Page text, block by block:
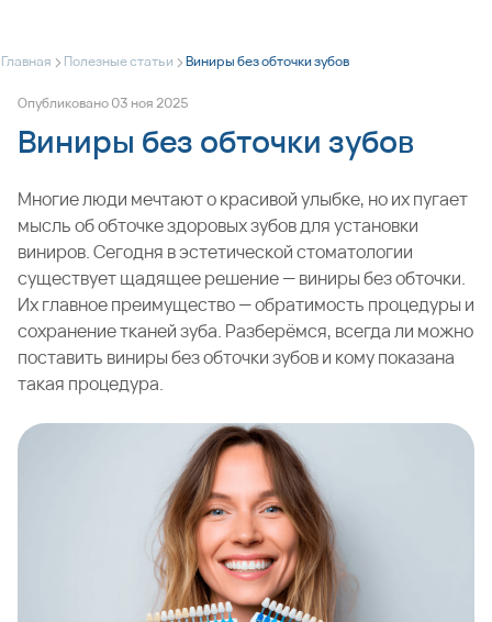
Главная > Полезные статьи >Виниры без обточки зубов
Опубликовано03 ноя2025
Виниры без обточки зубов
Многие люди мечтают о красивой улыбке, но их пугает
мысль об обточке здоровых зубов для установки
виниров. Сегодня в эстетической стоматологии
существует щадящее решение — виниры без обточки.
Их главное преимущество — обратимость процедуры и
сохранение тканей зуба. Разберёмся, всегда ли можно
поставить виниры без обточки зубов и кому показана
такая процедура.